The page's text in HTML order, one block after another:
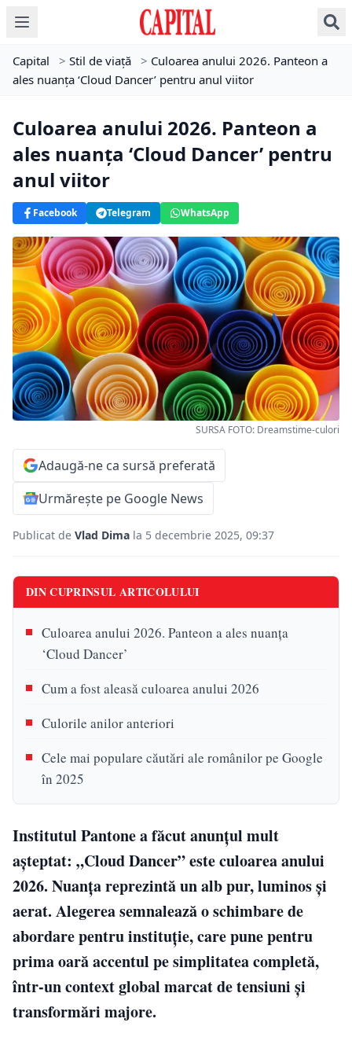
Capital > Stil de viață > Culoarea anului 2026. Panteon a
ales nuanța ‘Cloud Dancer’ pentru anul viitor
Culoarea anului 2026. Panteon a
ales nuanța ‘Cloud Dancer’ pentru
anul viitor
Facebook Telegram WhatsApp
SURSA FOTO: Dreamstime-culori
Adaugă-ne ca sursă preferată
Urmărește pe Google News
Publicat de Vlad Dima la 5 decembrie 2025, 09:37
DIN CUPRINSUL ARTICOLULUI
Culoarea anului 2026. Panteon a ales nuanța
‘Cloud Dancer’
Cum a fost aleasă culoarea anului 2026
Culorile anilor anteriori
Cele mai populare căutări ale românilor pe Google
în 2025
Institutul Pantone a făcut anunțul mult
așteptat: „Cloud Dancer” este culoarea anului
2026. Nuanța reprezintă un alb pur, luminos și
aerat. Alegerea semnalează o schimbare de
abordare pentru instituție, care pune pentru
prima oară accentul pe simplitatea completă,
într-un context global marcat de tensiuni și
transformări majore.